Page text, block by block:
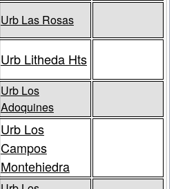
Urb Las Rosas
Urb Litheda Hts
Urb Los
Adoquines
Urb Los
Campos
Montehiedra